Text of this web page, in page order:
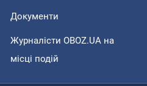
Документи
Журналісти OBOZ.UA на
місці подій